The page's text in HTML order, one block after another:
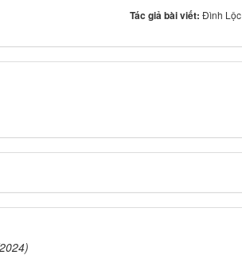
Tác giả bài viết:Đình Lộc